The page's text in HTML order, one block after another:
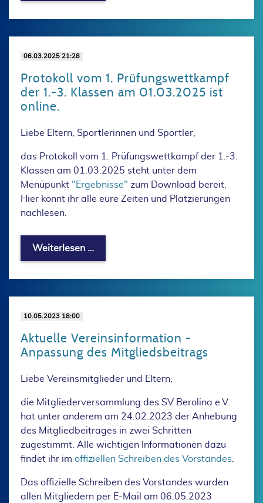
06.03.2025 21:28
Protokoll vom 1. Prüfungswettkampf
der 1.-3. Klassen am 01.03.2025 ist
online.
Liebe Eltern, Sportlerinnen und Sportler,
das Protokoll vom 1. Prüfungswettkampf der 1.-3.
Klassen am 01.03.2025 steht unter dem
Menüpunkt "Ergebnisse" zum Download bereit.
Hier könnt ihr alle eure Zeiten und Platzierungen
nachlesen.
Weiterlesen …
10.05.2023 18:00
Aktuelle Vereinsinformation -
Anpassung des Mitgliedsbeitrags
Liebe Vereinsmitglieder und Eltern,
die Mitgliederversammlung des SV Berolina e.V.
hat unter anderem am 24.02.2023 der Anhebung
des Mitgliedbeitrages in zwei Schritten
zugestimmt. Alle wichtigen Informationen dazu
findet ihr im offiziellen Schreiben des Vorstandes
Das offizielle Schreiben des Vorstandes wurden
allen Mitgliedern per E-Mail am 06.05.2023